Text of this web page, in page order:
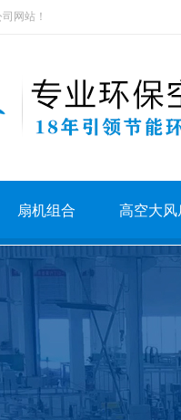
网站！
扇机组合 高空大风